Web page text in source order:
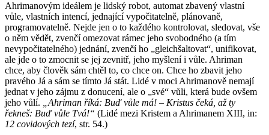
Ahrimanovým ideálem je lidský robot, automat zbavený vlastní
vůle, vlastních intencí, jednající vypočitatelně, plánovaně,
programovatelně. Nejde jen o to každého kontrolovat, sledovat, vše
o něm vědět, zvenčí omezovat rámec jeho svobodného (a tím
nevypočitatelného) jednání, zvenčí ho „gleichšaltovat“, unifikovat,
ale jde o to zmocnit se jej zevnitř, jeho myšlení i vůle. Ahriman
chce, aby člověk sám chtěl to, co chce on. Chce ho zbavit jeho
pravého Já a sám se tímto Já stát. Lidé v moci Ahrimanově nemají
jednat v jeho zájmu z donucení, ale o „své“ vůli, která bude ovšem
jeho vůlí.
„Ahriman říká: Buď vůle má! – Kristus čeká, až ty
řekneš: Buď vůle Tvá!“ (Lidé mezi Kristem a Ahrimanem XIII, in:
12 covidových tezí, str. 54.)